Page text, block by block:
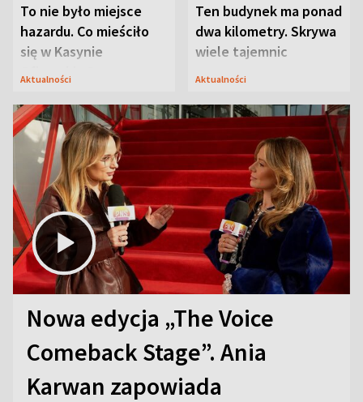
To nie było miejsce
hazardu. Co mieściło
się w Kasynie
Oficerskim?
Aktualności
Ten budynek ma ponad
dwa kilometry. Skrywa
wiele tajemnic
Aktualności
Nowa edycja „The Voice
Comeback Stage”. Ania
Karwan zapowiada